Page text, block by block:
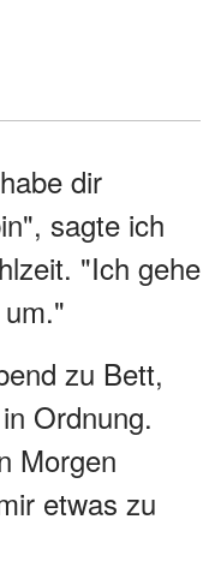
dir
sagte ich
"Ich gehe
zu Bett,
Ordnung.
Morgen
etwas zu